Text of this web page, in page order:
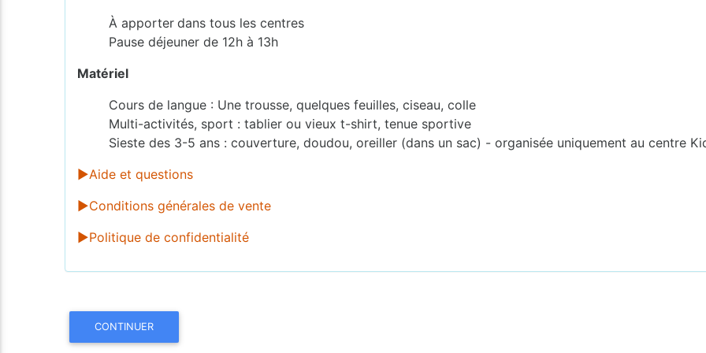
À apporter dans tous les centres
Pause déjeuner de 12h à 13h
Matériel
Cours de langue : Une trousse, quelques feuilles, ciseau, colle
Multi-activités, sport : tablier ou vieux t-shirt, tenue sportive
Sieste des 3-5 ans : couverture, doudou, oreiller (dans un sac) - organisée uniquement au centre
►Aide et questions
►Conditions générales de vente
►Politique de confidentialité
CONTINUER